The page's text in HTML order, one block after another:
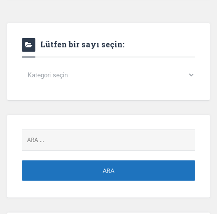
Lütfen bir sayı seçin:
Lütfen